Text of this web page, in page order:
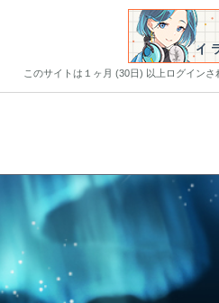
このサイトは１ヶ月 (30日) 以上ログイン